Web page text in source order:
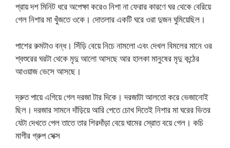
প্রায় দশ মিনিট ধরে অপেক্ষা করেও নিশা না ফেরার কারণে ঘর থেকে বেরিয়ে
গেল নিশার মা খুঁজতে ওকে। দোতলার একটি ঘরে ওরা দুজন ঘুমিয়েছিল।
পাশের রুমটাও বন্ধ। সিঁড়ি বেয়ে নিচে নামলো এবং দেখল বিমলের মানে ওর
শ্বশুরের ঘরটা থেকে মৃদু আলো আসছে আর হালকা মানুষের মৃদু কন্ঠের
আওয়াজ ভেসে আসছে।
দ্রুত পায়ে এগিয়ে গেল দরজা টার দিকে। দরজাটা আলতো করে ভেজানোই
ছিল। দরজার সামনে দাঁড়িয়ে আরি পেতে চোখ দিতেই নিশার মা ঘরের ভিতর
যেটা দেখতে পেল তাতে তার শিরদাঁড়া বেয়ে ঘামের স্রোত বয়ে গেল। কচি
মাগীর গ্রুপ সেক্স